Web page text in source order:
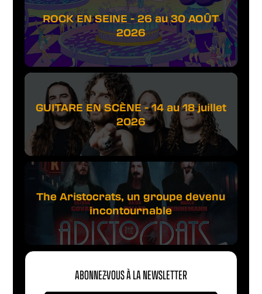
ROCK EN SEINE - 26 au 30 AOÛT
2026
GUITARE EN SCÈNE - 14 au 18 juillet
2026
The Aristocrats, un groupe devenu
incontournable
ABONNEZ-VOUS À LA NEWSLETTER